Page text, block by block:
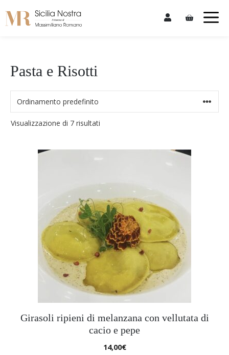
Pasta e Risotti
Visualizzazione di 7 risultati
Girasoli ripieni di melanzana con vellutata di
cacio e pepe
14,00€